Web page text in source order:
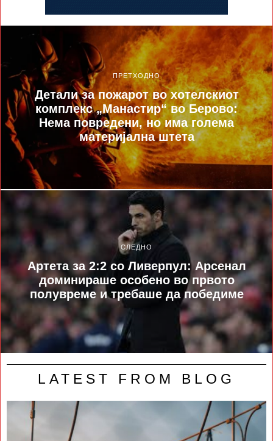
ПРЕТХОДНО
Детали за пожарот во хотелскиот
комплекс „Манастир“ во Берово:
Нема повредени, но има голема
материјална штета
СЛЕДНО
Артета за 2:2 со Ливерпул: Арсенал
доминираше особено во првото
полувреме и требаше да победиме
LATEST FROM BLOG